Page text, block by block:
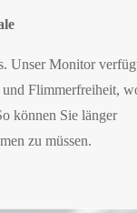
Unser Monitor
Flimmerfreiheit,
können Sie länger
zu müssen.